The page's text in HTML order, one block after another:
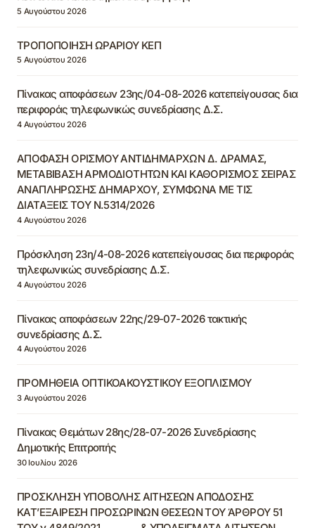
5 Αυγούστου 2026
ΤΡΟΠΟΠΟΙΗΣΗ ΩΡΑΡΙΟΥ ΚΕΠ
5 Αυγούστου 2026
Πίνακας αποφάσεων 23ης/04-08-2026 κατεπείγουσας δια
περιφοράς τηλεφωνικώς συνεδρίασης Δ.Σ.
4 Αυγούστου 2026
ΑΠΟΦΑΣΗ ΟΡΙΣΜΟΥ ΑΝΤΙΔΗΜΑΡΧΩΝ Δ. ΔΡΑΜΑΣ,
ΜΕΤΑΒΙΒΑΣΗ ΑΡΜΟΔΙΟΤΗΤΩΝ ΚΑΙ ΚΑΘΟΡΙΣΜΟΣ ΣΕΙΡΑΣ
ΑΝΑΠΛΗΡΩΣΗΣ ΔΗΜΑΡΧΟΥ, ΣΥΜΦΩΝΑ ΜΕ ΤΙΣ
ΔΙΑΤΑΞΕΙΣ ΤΟΥ Ν.5314/2026
4 Αυγούστου 2026
Πρόσκληση 23η/4-08-2026 κατεπείγουσας δια περιφοράς
τηλεφωνικώς συνεδρίασης Δ.Σ.
4 Αυγούστου 2026
Πίνακας αποφάσεων 22ης/29-07-2026 τακτικής
συνεδρίασης Δ.Σ.
4 Αυγούστου 2026
ΠΡΟΜΗΘΕΙΑ ΟΠΤΙΚΟΑΚΟΥΣΤΙΚΟΥ ΕΞΟΠΛΙΣΜΟΥ
3 Αυγούστου 2026
Πίνακας Θεμάτων 28ης/28-07-2026 Συνεδρίασης
Δημοτικής Επιτροπής
30 Ιουλίου 2026
ΠΡΟΣΚΛΗΣΗ ΥΠΟΒΟΛΗΣ ΑΙΤΗΣΕΩΝ ΑΠΟΔΟΣΗΣ
ΚΑΤ’ΕΞΑΙΡΕΣΗ ΠΡΟΣΩΡΙΝΩΝ ΘΕΣΕΩΝ ΤΟΥ ΆΡΘΡΟΥ 51